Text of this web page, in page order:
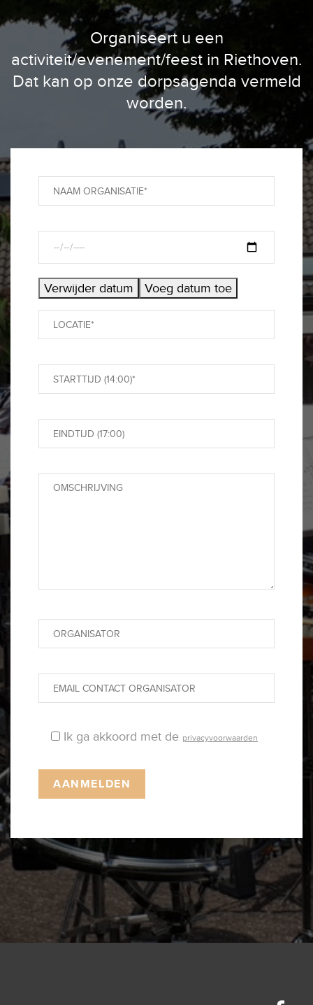
Organiseert u een
activiteit/evenement/feest in Riethoven.
Dat kan op onze dorpsagenda vermeld
worden.
Verwijder datum Voeg datum toe
Ik ga akkoord met de privacyvoorwaarden